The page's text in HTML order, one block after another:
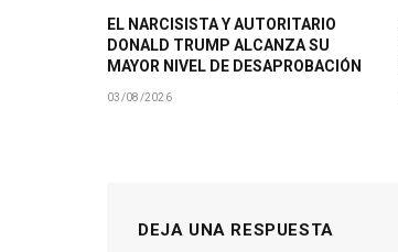
EL NARCISISTA Y AUTORITARIO
DONALD TRUMP ALCANZA SU
MAYOR NIVEL DE DESAPROBACIÓN
03/08/2026
DEJA UNA RESPUESTA